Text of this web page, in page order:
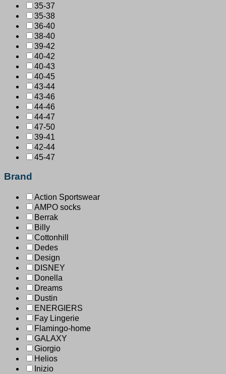
35-37
35-38
36-40
38-40
39-42
40-42
40-43
40-45
43-44
43-46
44-46
44-47
47-50
39-41
42-44
45-47
Brand
Action Sportswear
AMPO socks
Berrak
Billy
Cottonhill
Dedes
Design
DISNEY
Donella
Dreams
Dustin
ENERGIERS
Fay Lingerie
Flamingo-home
GALAXY
Giorgio
Helios
Inizio